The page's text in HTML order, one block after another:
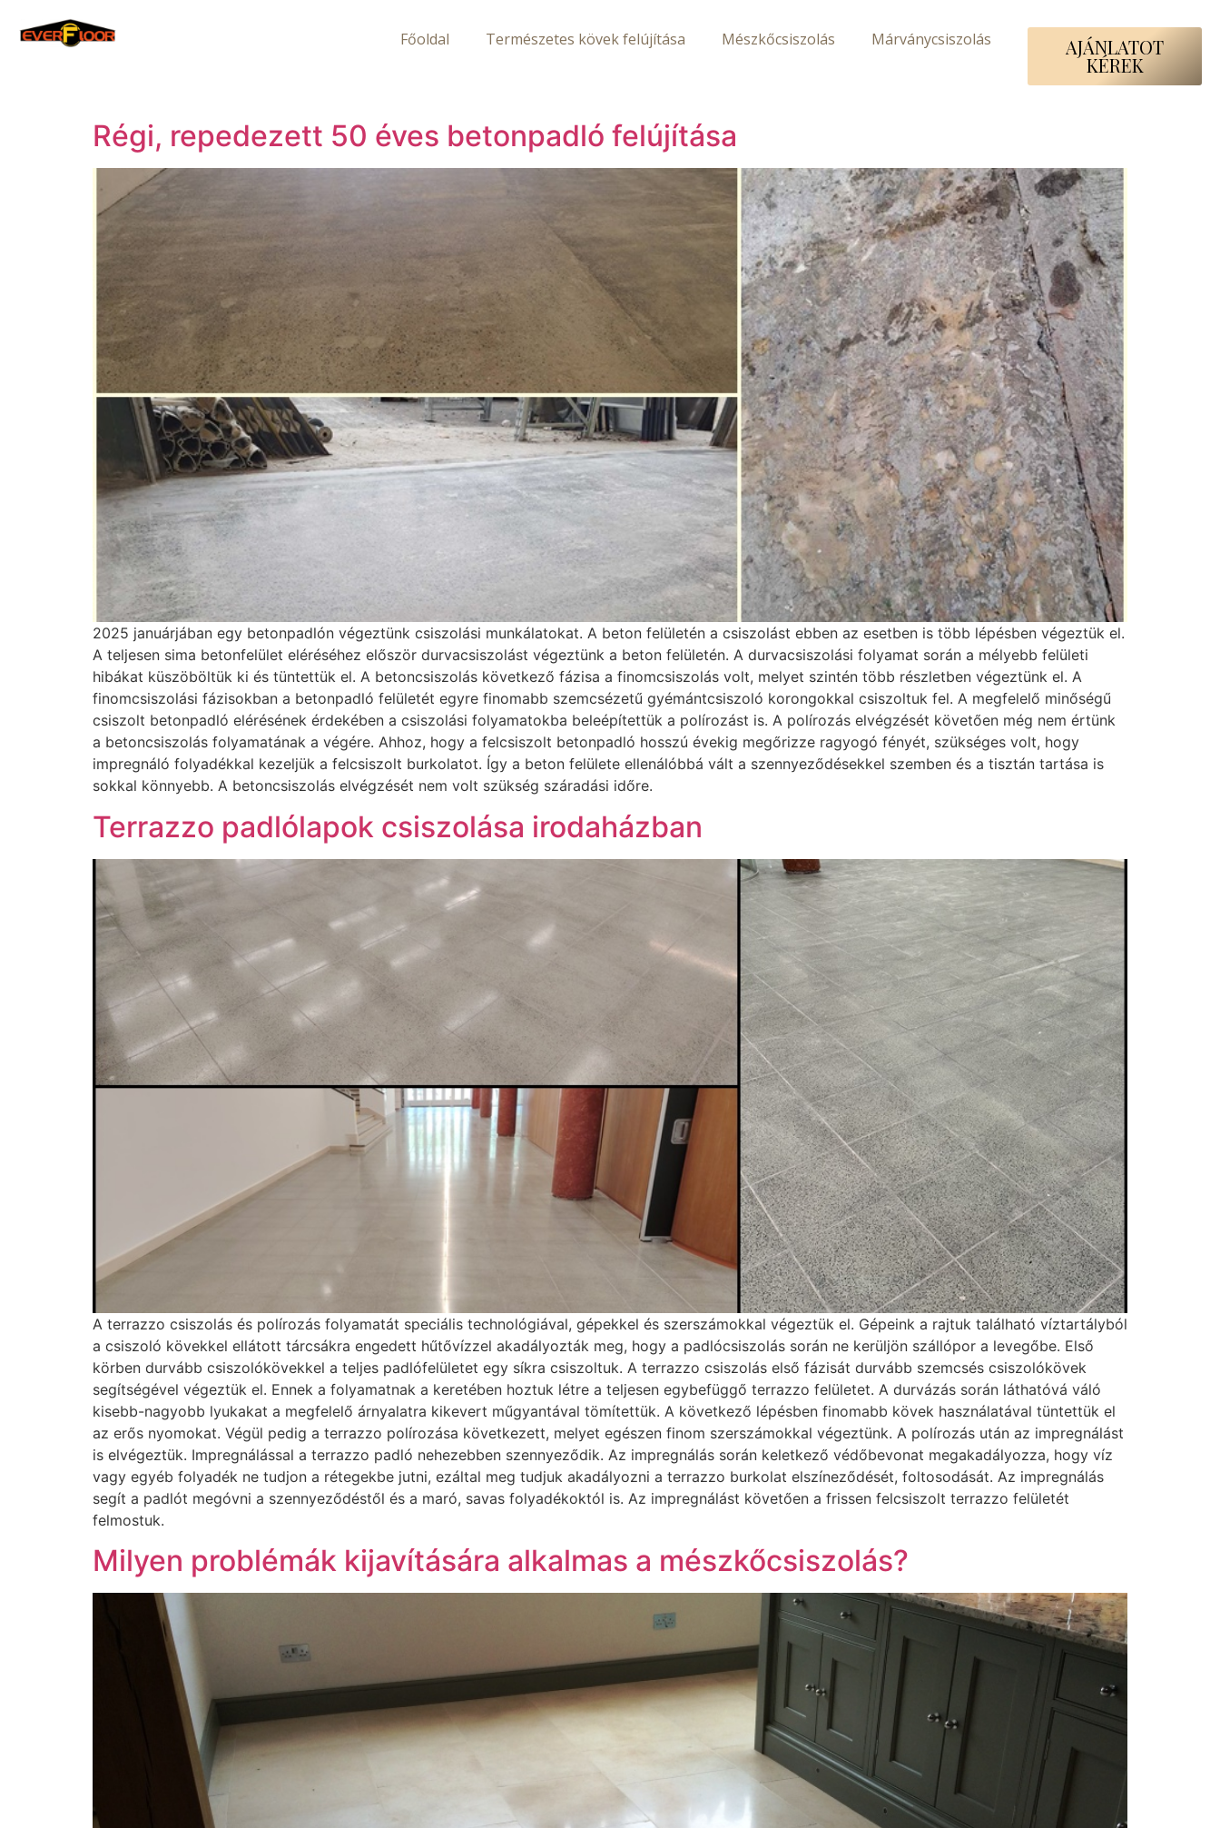
Főoldal Természetes kövek felújítása Mészkőcsiszolás Márványcsiszolás AJÁNLATOT
KÉREK
Régi, repedezett 50 éves betonpadló felújítása
2025 januárjában egy betonpadlón végeztünk csiszolási munkálatokat. A beton felületén a csiszolást ebben az esetben is több lépésben végeztük el.
A teljesen sima betonfelület eléréséhez először durvacsiszolást végeztünk a beton felületén. A durvacsiszolási folyamat során a mélyebb felületi
hibákat küszöböltük ki és tüntettük el. A betoncsiszolás következő fázisa a finomcsiszolás volt, melyet szintén több részletben végeztünk el. A
finomcsiszolási fázisokban a betonpadló felületét egyre finomabb szemcsézetű gyémántcsiszoló korongokkal csiszoltuk fel. A megfelelő minőségű
csiszolt betonpadló elérésének érdekében a csiszolási folyamatokba beleépítettük a polírozást is. A polírozás elvégzését követően még nem értünk
a betoncsiszolás folyamatának a végére. Ahhoz, hogy a felcsiszolt betonpadló hosszú évekig megőrizze ragyogó fényét, szükséges volt, hogy
impregnáló folyadékkal kezeljük a felcsiszolt burkolatot. Így a beton felülete ellenálóbbá vált a szennyeződésekkel szemben és a tisztán tartása is
sokkal könnyebb. A betoncsiszolás elvégzését nem volt szükség száradási időre.
Terrazzo padlólapok csiszolása irodaházban
A terrazzo csiszolás és polírozás folyamatát speciális technológiával, gépekkel és szerszámokkal végeztük el. Gépeink a rajtuk található víztartályból
a csiszoló kövekkel ellátott tárcsákra engedett hűtővízzel akadályozták meg, hogy a padlócsiszolás során ne kerüljön szállópor a levegőbe. Első
körben durvább csiszolókövekkel a teljes padlófelületet egy síkra csiszoltuk. A terrazzo csiszolás első fázisát durvább szemcsés csiszolókövek
segítségével végeztük el. Ennek a folyamatnak a keretében hoztuk létre a teljesen egybefüggő terrazzo felületet. A durvázás során láthatóvá váló
kisebb-nagyobb lyukakat a megfelelő árnyalatra kikevert műgyantával tömítettük. A következő lépésben finomabb kövek használatával tüntettük el
az erős nyomokat. Végül pedig a terrazzo polírozása következett, melyet egészen finom szerszámokkal végeztünk. A polírozás után az impregnálást
is elvégeztük. Impregnálással a terrazzo padló nehezebben szennyeződik. Az impregnálás során keletkező védőbevonat megakadályozza, hogy víz
vagy egyéb folyadék ne tudjon a rétegekbe jutni, ezáltal meg tudjuk akadályozni a terrazzo burkolat elszíneződését, foltosodását. Az impregnálás
segít a padlót megóvni a szennyeződéstől és a maró, savas folyadékoktól is. Az impregnálást követően a frissen felcsiszolt terrazzo felületét
felmostuk.
Milyen problémák kijavítására alkalmas a mészkőcsiszolás?